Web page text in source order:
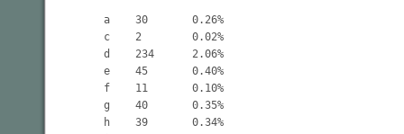
a    30       0.26%
c    2        0.02%
d    234      2.06%
e    45       0.40%
f    11       0.10%
g    40       0.35%
h    39       0.34%